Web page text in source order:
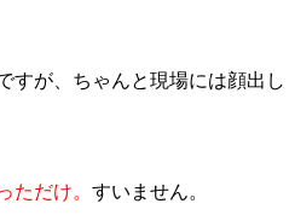
すが、ちゃんと現場には顔出し
ただけ。 すいません。